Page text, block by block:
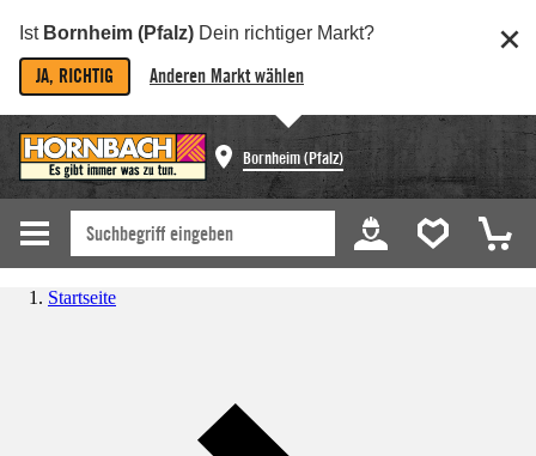
Ist Bornheim (Pfalz) Dein richtiger Markt?
JA, RICHTIG Anderen Markt wählen
Bornheim (Pfalz)
Startseite